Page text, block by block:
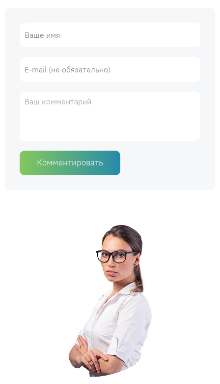
Комментировать